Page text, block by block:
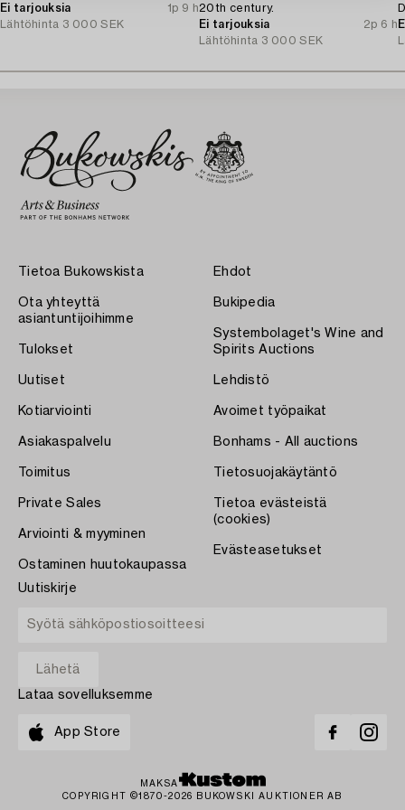
Ei tarjouksia
1p 9 h
Lähtöhinta 3 000 SEK
20th century.
Ei tarjouksia
2p 6 h
Lähtöhinta 3 000 SEK
Tietoa Bukowskista
Ota yhteyttä
asiantuntijoihimme
Tulokset
Uutiset
Kotiarviointi
Asiakaspalvelu
Toimitus
Private Sales
Arviointi & myyminen
Ostaminen huutokaupassa
Ehdot
Bukipedia
Systembolaget's Wine and
Spirits Auctions
Lehdistö
Avoimet työpaikat
Bonhams - All auctions
Tietosuojakäytäntö
Tietoa evästeistä
(cookies)
Evästeasetukset
Uutiskirje
Lataa sovelluksemme
App Store
MAKSA
COPYRIGHT ©1870-2026 BUKOWSKI AUKTIONER AB